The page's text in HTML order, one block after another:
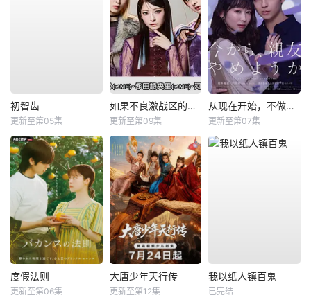
初智齿
更新至第05集
如果不良激战区的四天王转生成了偶像团体？
更新至第09集
从现在开始，不做朋友了吧。
更新至第07集
度假法则
更新至第06集
大唐少年天行传
更新至第12集
我以纸人镇百鬼
已完结